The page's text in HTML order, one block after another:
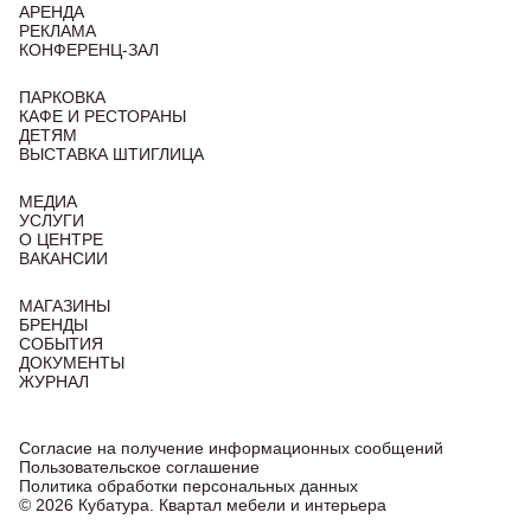
АРЕНДА
РЕКЛАМА
КОНФЕРЕНЦ-ЗАЛ
ПАРКОВКА
КАФЕ И РЕСТОРАНЫ
ДЕТЯМ
ВЫСТАВКА ШТИГЛИЦА
МЕДИА
УСЛУГИ
О ЦЕНТРЕ
ВАКАНСИИ
МАГАЗИНЫ
БРЕНДЫ
СОБЫТИЯ
ДОКУМЕНТЫ
ЖУРНАЛ
© 2026 Кубатура. Квартал мебели и интерьера
Согласие на получение информационных сообщений
Пользовательское соглашение
Политика обработки персональных данных